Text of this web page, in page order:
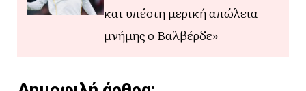
και υπέστη μερική απώλεια
μνήμης ο Βαλβέρδε»